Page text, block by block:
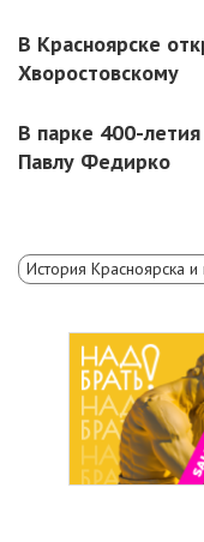
В Красноярске
Хворостовскому
В парке 400-
Павлу Федирко
История Красноярска и